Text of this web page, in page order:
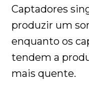
Captadores
produzir um
enquanto os
tendem a
mais quente.